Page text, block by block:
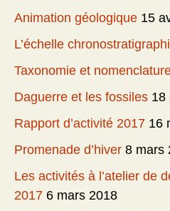
Animation géologique 15
L’échelle
Taxonomie et
Daguerre et les fossiles 18
Rapport d’activité 2017 16
Promenade d’hiver 8 mars
Les activités à l’atelier de
2017 6 mars 2018